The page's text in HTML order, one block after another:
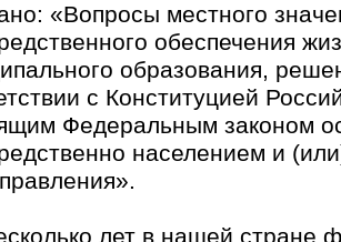
«Вопросы местного
обеспечения
образования,
с Конституцией
Федеральным законом
населением и
лет в нашей стране